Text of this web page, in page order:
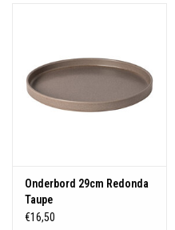
Onderbord 29cm Redonda
Taupe
€16,50